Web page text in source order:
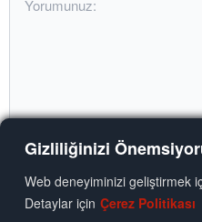
Gizliliğinizi
Web deneyiminizi geliştirmek
Detaylar için Çerez Politikası
Yorumunuz: